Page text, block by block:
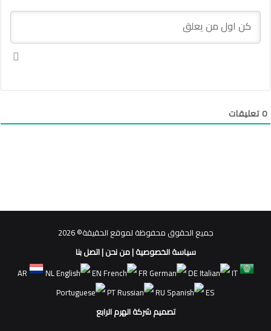
0تعليقات
جميع الحقوق محفوظة لموقع الحقيقة© 2026
سياسة الخصوصية|من نحن|اتصل بنا
AR
NL EN FR DE
IT
PT
RU
ES
تصميم شركة الهرم الرابع